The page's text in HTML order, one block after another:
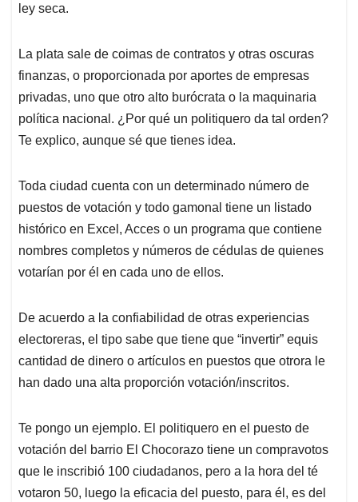
ley seca.
La plata sale de coimas de contratos y otras oscuras
finanzas, o proporcionada por aportes de empresas
privadas, uno que otro alto burócrata o la maquinaria
política nacional. ¿Por qué un politiquero da tal orden?
Te explico, aunque sé que tienes idea.
Toda ciudad cuenta con un determinado número de
puestos de votación y todo gamonal tiene un listado
histórico en Excel, Acces o un programa que contiene
nombres completos y números de cédulas de quienes
votarían por él en cada uno de ellos.
De acuerdo a la confiabilidad de otras experiencias
electoreras, el tipo sabe que tiene que “invertir” equis
cantidad de dinero o artículos en puestos que otrora le
han dado una alta proporción votación/inscritos.
Te pongo un ejemplo. El politiquero en el puesto de
votación del barrio El Chocorazo tiene un compravotos
que le inscribió 100 ciudadanos, pero a la hora del té
votaron 50, luego la eficacia del puesto, para él, es del